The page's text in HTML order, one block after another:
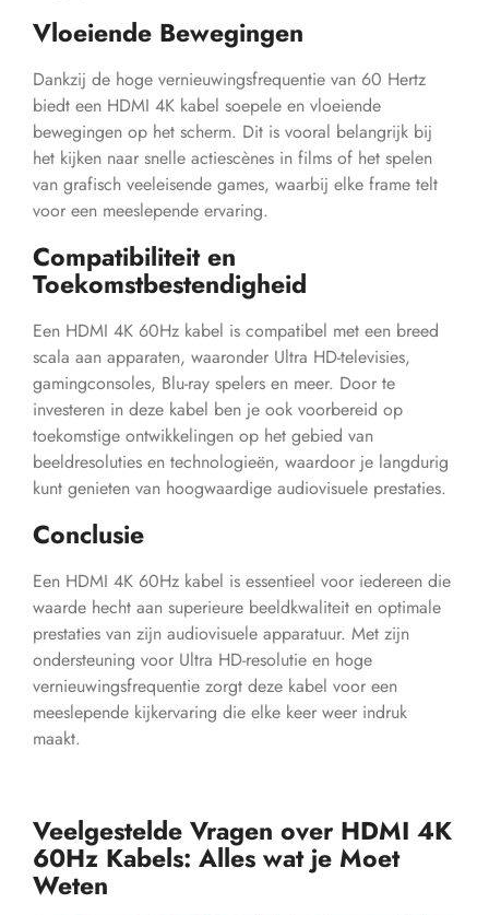
Vloeiende Bewegingen
Dankzij de hoge vernieuwingsfrequentie van 60 Hertz
biedt een HDMI 4K kabel soepele en vloeiende
bewegingen op het scherm. Dit is vooral belangrijk bij
het kijken naar snelle actiescènes in films of het spelen
van grafisch veeleisende games, waarbij elke frame telt
voor een meeslepende ervaring.
Compatibiliteit en
Toekomstbestendigheid
Een HDMI 4K 60Hz kabel is compatibel met een breed
scala aan apparaten, waaronder Ultra HD-televisies,
gamingconsoles, Blu-ray spelers en meer. Door te
investeren in deze kabel ben je ook voorbereid op
toekomstige ontwikkelingen op het gebied van
beeldresoluties en technologieën, waardoor je langdurig
kunt genieten van hoogwaardige audiovisuele prestaties.
Conclusie
Een HDMI 4K 60Hz kabel is essentieel voor iedereen die
waarde hecht aan superieure beeldkwaliteit en optimale
prestaties van zijn audiovisuele apparatuur. Met zijn
ondersteuning voor Ultra HD-resolutie en hoge
vernieuwingsfrequentie zorgt deze kabel voor een
meeslepende kijkervaring die elke keer weer indruk
maakt.
Veelgestelde Vragen over HDMI 4K
60Hz Kabels: Alles wat je Moet
Weten